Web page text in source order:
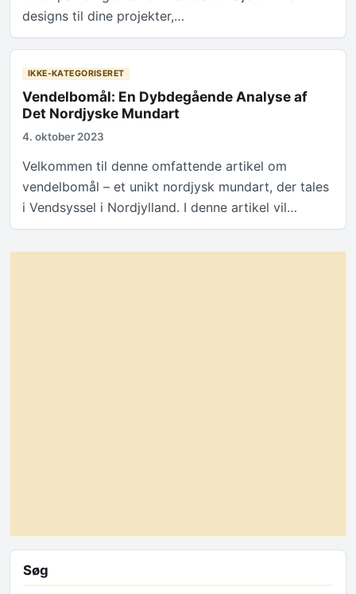
designs til dine projekter,…
IKKE-KATEGORISERET
Vendelbomål: En Dybdegående Analyse af
Det Nordjyske Mundart
4. oktober 2023
Velkommen til denne omfattende artikel om
vendelbomål – et unikt nordjysk mundart, der tales
i Vendsyssel i Nordjylland. I denne artikel vil…
Søg